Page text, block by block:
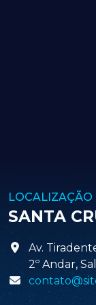
LOCALIZAÇÃO
SANTA
Av.
2º Andar,